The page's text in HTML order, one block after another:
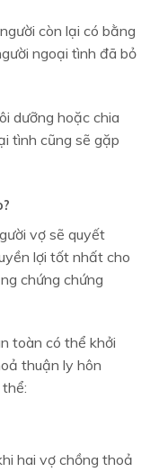
còn lại có bằng
ngoại tình đã bỏ
dưỡng hoặc chia
tình cũng sẽ gặp
vợ sẽ quyết
lợi tốt nhất cho
chứng chứng
toàn có thể khởi
thuận ly hôn
hai vợ chồng thoả